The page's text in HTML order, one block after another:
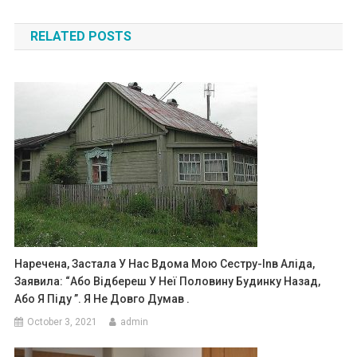
navigation
RELATED POSTS
Наречена, Застала У Нас Вдома Мою Сестру-Іnв Аліда,
Заявила: “Або Відбереш У Неї Половину Будинку Назад,
Або Я Піду ”. Я Не Довго Думав .
October 3, 2021 admin